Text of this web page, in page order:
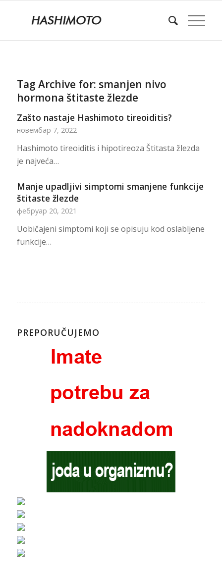
Tag Archive for: smanjen nivo
hormona štitaste žlezde
Zašto nastaje Hashimoto tireoiditis?
новембар 7, 2022
Hashimoto tireoiditis i hipotireoza Štitasta žlezda
je najveća…
Manje upadljivi simptomi smanjene funkcije
štitaste žlezde
фебруар 20, 2021
Uobičajeni simptomi koji se opisuju kod oslabljene
funkcije…
PREPORUČUJEMO